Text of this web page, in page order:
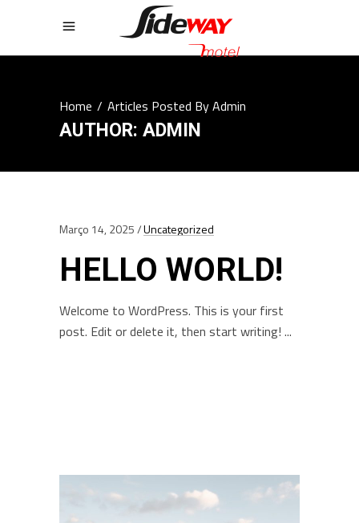
Home/Articles Posted By Admin
AUTHOR: ADMIN
Março 14, 2025 Uncategorized
HELLO WORLD!
Welcome to WordPress. This is your first
post. Edit or delete it, then start writing!